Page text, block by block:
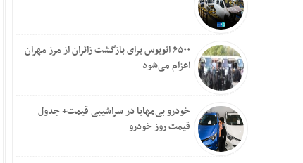
۶۵۰۰ اتوبوس برای بازگشت زائران از مرز مهران
اعزام می‌شود
خودرو بی‌مهابا در سراشیبی قیمت+ جدول
قیمت روز خودرو